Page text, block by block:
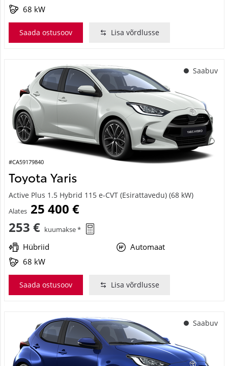
68 kW
Saada ostusoov Lisa võrdlusse
Saabuv
#CA59179840
Toyota Yaris
Active Plus 1.5 Hybrid 115 e-CVT (Esirattavedu) (68 kW)
Alates 25 400 €
253 € kuumakse *
Hübriid
Automaat
68 kW
Saada ostusoov Lisa võrdlusse
Saabuv